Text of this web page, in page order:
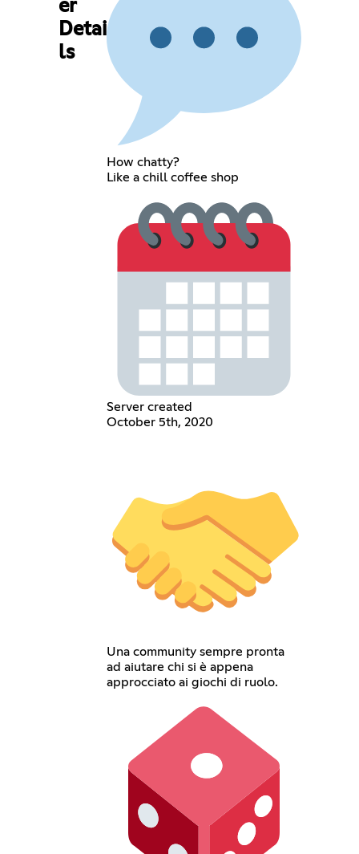
er
Detai
ls
How chatty?
Like a chill coffee shop
Server created
October 5th, 2020
Una community sempre pronta
ad aiutare chi si è appena
approcciato ai giochi di ruolo.